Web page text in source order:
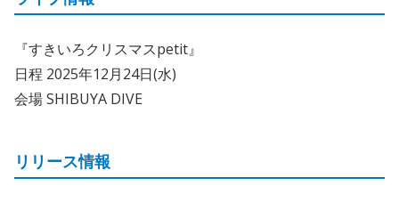
『すきいろクリスマスpetit』
日程 2025年12月24日(水)
会場 SHIBUYA DIVE
リリース情報